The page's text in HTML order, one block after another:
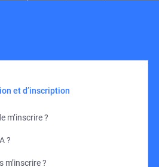
et d’inscription
m’inscrire ?
?
m’inscrire ?